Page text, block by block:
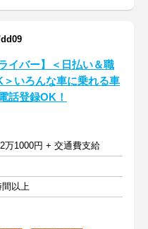
イバー】＜日払い＆職
＞いろんな車に乗れる車
話登録OK！
万1000円 + 交通費支給
間以上